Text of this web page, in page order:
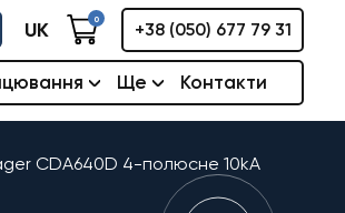
UK 0
+38 (050) 677 79 31
Ще Контакти
CDA640D 4-полюсне 10kА